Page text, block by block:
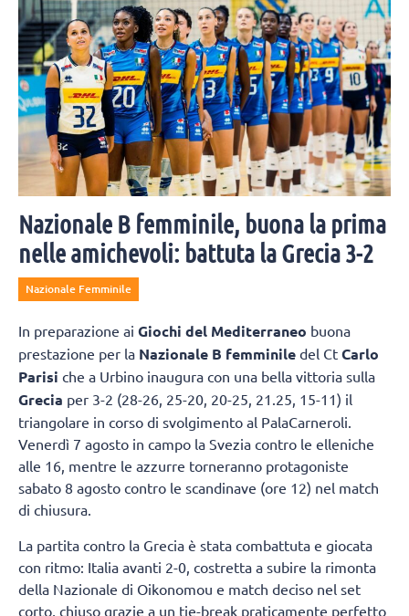
Nazionale B femminile, buona la prima
nelle amichevoli: battuta la Grecia 3-2
Nazionale Femminile
In preparazione ai Giochi del Mediterraneo buona
prestazione per la Nazionale B femminile del Ct Carlo
Parisi che a Urbino inaugura con una bella vittoria sulla
Grecia per 3-2 (28-26, 25-20, 20-25, 21.25, 15-11) il
triangolare in corso di svolgimento al PalaCarneroli.
Venerdì 7 agosto in campo la Svezia contro le elleniche
alle 16, mentre le azzurre torneranno protagoniste
sabato 8 agosto contro le scandinave (ore 12) nel match
di chiusura.
La partita contro la Grecia è stata combattuta e giocata
con ritmo: Italia avanti 2-0, costretta a subire la rimonta
della Nazionale di Oikonomou e match deciso nel set
corto, chiuso grazie a un tie-break praticamente perfetto